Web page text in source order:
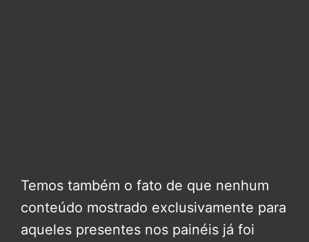
Temos também o fato de que nenhum
conteúdo mostrado exclusivamente para
aqueles presentes nos painéis já foi